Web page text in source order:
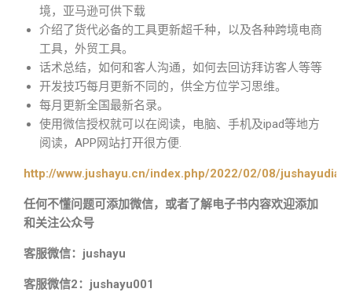
境，亚马逊可供下载
介绍了货代必备的工具更新超千种，以及各种跨境电商
工具，外贸工具。
话术总结，如何和客人沟通，如何去回访拜访客人等等
开发技巧每月更新不同的，供全方位学习思维。
每月更新全国最新名录。
使用微信授权就可以在阅读，电脑、手机及ipad等地方
阅读，APP网站打开很方便.
http://www.jushayu.cn/index.php/2022/02/08/
任何不懂问题可添加微信，或者了解电子书内容欢迎添加
和关注公众号
客服微信：jushayu
客服微信2：jushayu001